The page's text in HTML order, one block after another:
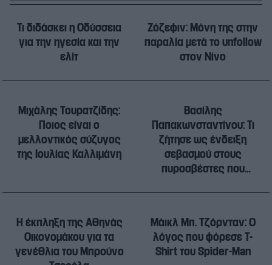
Τι διδάσκει η Οδύσσεια
για την ηγεσία και την
ελίτ
Ζόζεφιν: Μόνη της στην
παραλία μετά το unfollow
στον Νίνο
Μιχάλης Τουρατζίδης:
Ποιος είναι ο
μελλοντικός σύζυγος
της Ιουλίας Καλλιμάνη
Βασίλης
Παπακωνσταντίνου: Τι
ζήτησε ως ένδειξη
σεβασμού στους
πυροσβέστες που
H έκπληξη της Αθηνάς
Οικονομάκου για τα
γενέθλια του Μπρούνο
Μάικλ Μπ. Τζόρνταν: Ο
λόγος που φόρεσε T-
Shirt του Spider-Man